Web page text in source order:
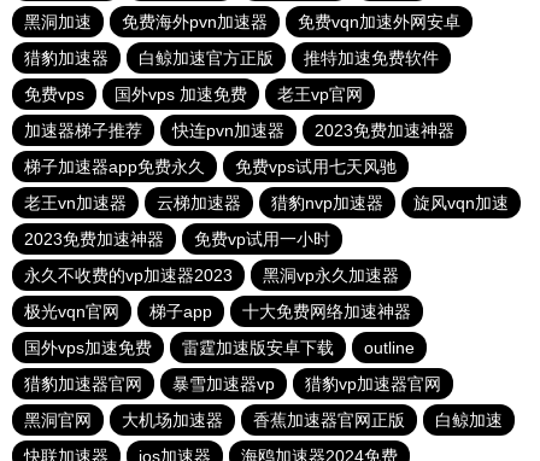
黑洞加速
免费海外pvn加速器
免费vqn加速外网安卓
猎豹加速器
白鲸加速官方正版
推特加速免费软件
免费vps
国外vps 加速免费
老王vp官网
加速器梯子推荐
快连pvn加速器
2023免费加速神器
梯子加速器app免费永久
免费vps试用七天风驰
老王vn加速器
云梯加速器 猎豹nvp加速器
旋风vqn加速
2023免费加速神器
免费vp试用一小时
永久不收费的vp加速器2023
黑洞vp永久加速器
极光vqn官网
梯子app
十大免费网络加速神器
国外vps加速免费
雷霆加速版安卓下载
outline
猎豹加速器官网
暴雪加速器vp
猎豹vp加速器官网
黑洞官网
大机场加速器 香蕉加速器官网正版
白鲸加速
快联加速器
ios加速器 海鸥加速器2024免费